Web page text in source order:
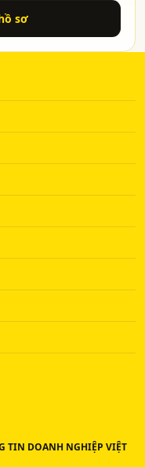
sơ
TIN DOANH NGHIỆP VIỆT